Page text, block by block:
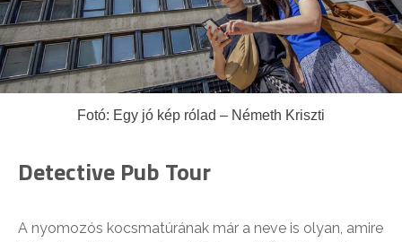
Fotó: Egy jó kép rólad – Németh Kriszti
Detective Pub Tour
A nyomozós kocsmatúrának már a neve is olyan, amire